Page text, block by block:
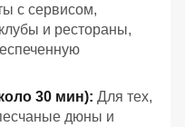
с сервисом,
и рестораны,
30 мин): Для тех,
дюны и